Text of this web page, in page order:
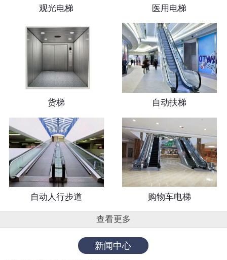
观光电梯 医用电梯
货梯 自动扶梯
自动人行步道 购物车电梯
查看更多
新闻中心